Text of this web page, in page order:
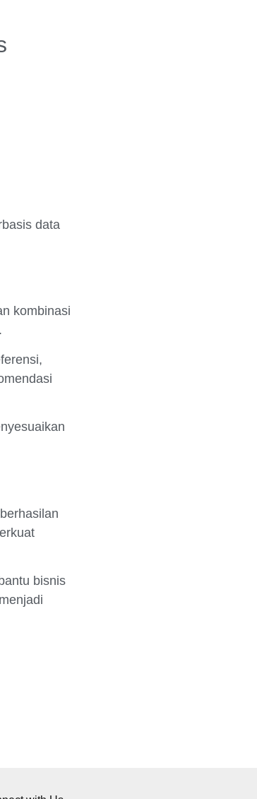
data
kombinasi
bisnis